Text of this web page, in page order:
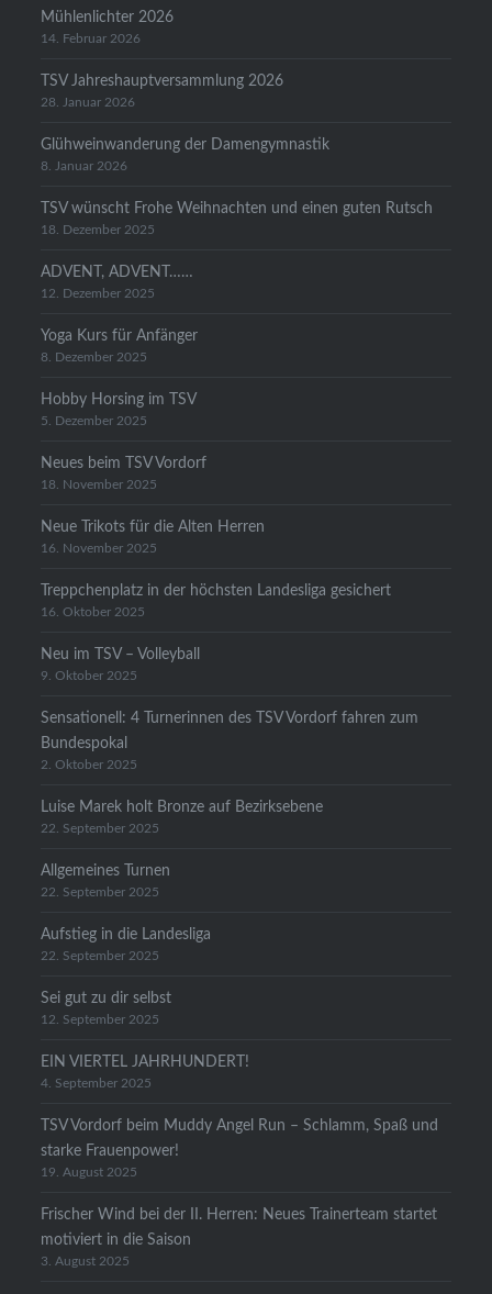
Mühlenlichter 2026
14. Februar 2026
TSV Jahreshauptversammlung 2026
28. Januar 2026
Glühweinwanderung der Damengymnastik
8. Januar 2026
TSV wünscht Frohe Weihnachten und einen guten Rutsch
18. Dezember 2025
ADVENT, ADVENT……
12. Dezember 2025
Yoga Kurs für Anfänger
8. Dezember 2025
Hobby Horsing im TSV
5. Dezember 2025
Neues beim TSV Vordorf
18. November 2025
Neue Trikots für die Alten Herren
16. November 2025
Treppchenplatz in der höchsten Landesliga gesichert
16. Oktober 2025
Neu im TSV – Volleyball
9. Oktober 2025
Sensationell: 4 Turnerinnen des TSV Vordorf fahren zum
Bundespokal
2. Oktober 2025
Luise Marek holt Bronze auf Bezirksebene
22. September 2025
Allgemeines Turnen
22. September 2025
Aufstieg in die Landesliga
22. September 2025
Sei gut zu dir selbst
12. September 2025
EIN VIERTEL JAHRHUNDERT!
4. September 2025
TSV Vordorf beim Muddy Angel Run – Schlamm, Spaß und
starke Frauenpower!
19. August 2025
Frischer Wind bei der II. Herren: Neues Trainerteam startet
motiviert in die Saison
3. August 2025